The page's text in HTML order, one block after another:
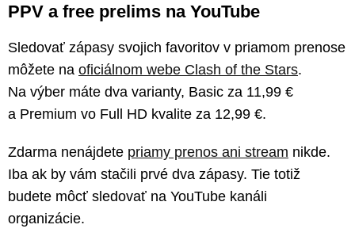
PPV a free prelims na YouTube
Sledovať zápasy svojich favoritov v priamom prenose
môžete na oficiálnom webe Clash of the Stars.
Na výber máte dva varianty, Basic za 11,99 €
a Premium vo Full HD kvalite za 12,99 €.
Zdarma nenájdete priamy prenos ani stream nikde.
Iba ak by vám stačili prvé dva zápasy. Tie totiž
budete môcť sledovať na YouTube kanáli
organizácie.